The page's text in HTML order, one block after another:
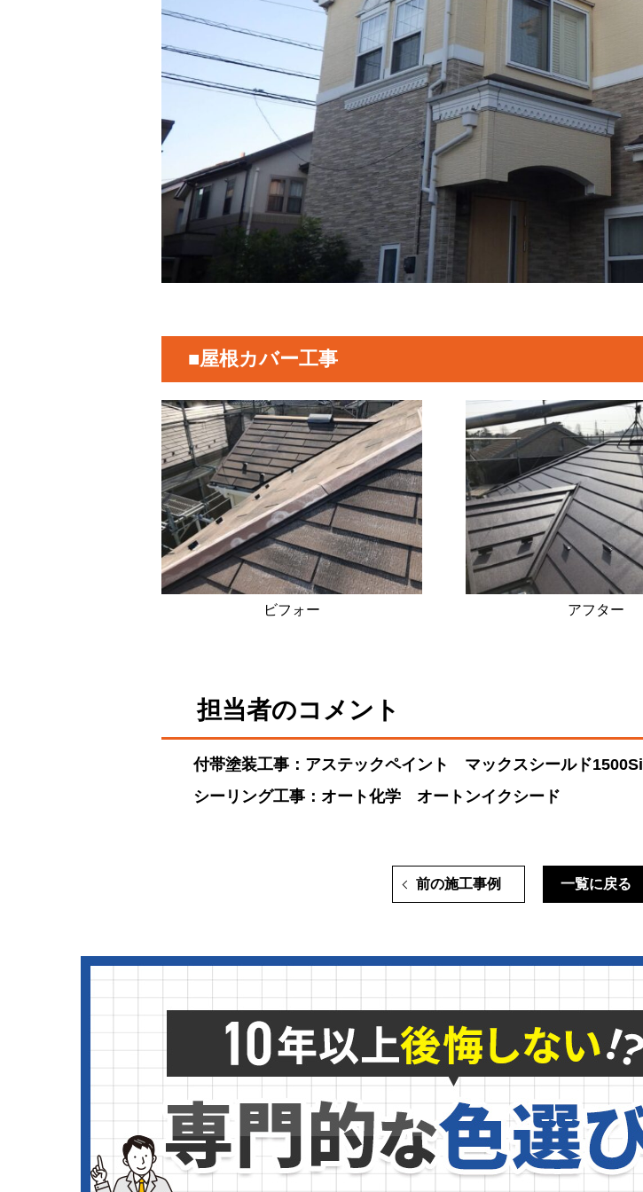
■屋根カバー工事
ビフォー アフター
担当者のコメント
付帯塗装工事：アステックペイント マックスシールド1500Si
シーリング工事：オート化学 オートンイクシード
前の施工事例 一覧に戻る